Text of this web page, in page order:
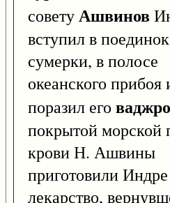
советуАшвинов
вступил в
сумерки, в полосе
океанского прибоя
поразил его
покрытой морской
крови Н. Ашвины
приготовили Индре
лекарство,